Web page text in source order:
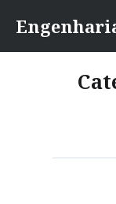
para
conteúdo